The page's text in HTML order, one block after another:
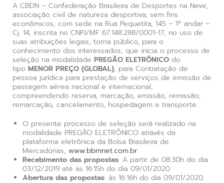
A CBDN – Confederação Brasileira de Desportes na Neve,
associação civil de natureza desportiva, sem fins
econômicos, com sede na Rua Pequetita, 145 – 1º andar –
Cj. 14, inscrita no CNPJ/MF 67.148.288/0001-17, no uso de
suas atribuições legais, torna público, para o
conhecimento dos interessados, que inicia o processo de
seleção na modalidade PREGÃO ELETRÔNICO do
tipo MENOR PREÇO (GLOBAL), para Contratação de
pessoa jurídica para prestação de serviços de emissão de
passagem aérea nacional e internacional,
compreendendo reserva, marcação, emissão, remissão,
remarcação, cancelamento, hospedagem e transporte.
O presente processo de seleção será realizado na
modalidade PREGÃO ELETRÔNICO através da
plataforma eletrônica da Bolsa Brasileira de
Mercadorias, www.bbmnet.com.br
Recebimento das propostas: A partir de 08:30h do dia
03/12/2019 até as 16:15h do dia 09/01/2020.
Abertura das propostas: às 16:16h do dia 09/01/2020.